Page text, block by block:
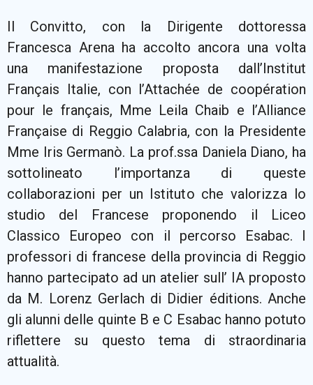
Il Convitto, con la Dirigente dottoressa
Francesca Arena ha accolto ancora una volta
una manifestazione proposta dall’Institut
Français Italie, con l’Attachée de coopération
pour le français, Mme Leila Chaib e l’Alliance
Française di Reggio Calabria, con la Presidente
Mme Iris Germanò. La prof.ssa Daniela Diano, ha
sottolineato l’importanza di queste
collaborazioni per un Istituto che valorizza lo
studio del Francese proponendo il Liceo
Classico Europeo con il percorso Esabac. I
professori di francese della provincia di Reggio
hanno partecipato ad un atelier sull’ IA proposto
da M. Lorenz Gerlach di Didier éditions. Anche
gli alunni delle quinte B e C Esabac hanno potuto
riflettere su questo tema di straordinaria
attualità.